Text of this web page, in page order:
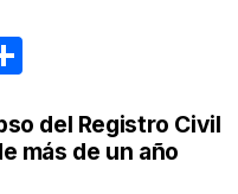
m
p
del Registro Civil
más de un año